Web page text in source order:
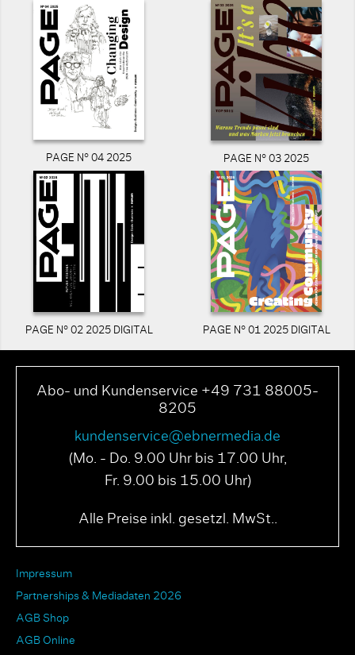
PAGE N° 04 2025 PAGE N° 03 2025
PAGE N° 02 2025 DIGITAL PAGE N° 01 2025 DIGITAL
Abo- und Kundenservice +49 731 88005-
8205
kundenservice@ebnermedia.de
(Mo. - Do. 9.00 Uhr bis 17.00 Uhr,
Fr. 9.00 bis 15.00 Uhr)
Alle Preise inkl. gesetzl. MwSt..
Impressum
Partnerships & Mediadaten 2026
AGB Shop
AGB Online